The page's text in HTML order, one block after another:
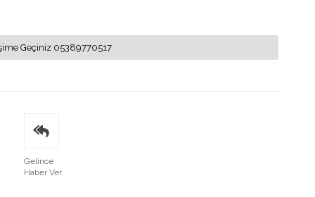
Geçiniz 05389770517
Gelince
Haber Ver